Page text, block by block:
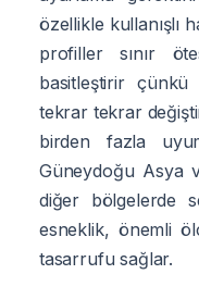
özellikle kullanışlı
profiller sınır
basitleştirir
tekrar tekrar
birden fazla
Güneydoğu Asya
diğer bölgelerde
esneklik, önemli
tasarrufu sağlar.